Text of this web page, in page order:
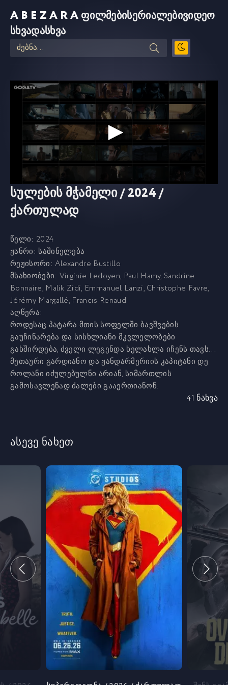
ABEZARA ფილმებისერიალებივიდეო
სხვადასხვა
სულების მჭამელი / 2024 /
ქართულად
წელი: 2024
ჟანრი: საშინელება
რეჟისორი: Alexandre Bustillo
მსახიობები: Virginie Ledoyen, Paul Hamy, Sandrine
Bonnaire, Malik Zidi, Emmanuel Lanzi, Christophe Favre,
Jérémy Margallé, Francis Renaud
აღწერა:
როდესაც პატარა მთის სოფელში ბავშვების
გაუჩინარება და სისხლიანი მკვლელობები
გახშირდება, ძველი ლეგენდა ხელახლა იჩენს თავს...
მეთაური გარდიანო და ჟანდარმერიის კაპიტანი დე
როლანი იძულებულნი არიან, სიმართლის
გამოსავლენად ძალები გააერთიანონ.
41 ნახვა
ასევე ნახეთ